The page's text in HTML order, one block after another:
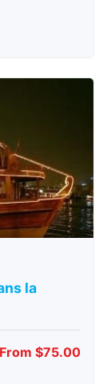
la
From $75.00